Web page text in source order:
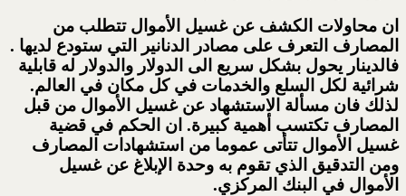
ان محاولات الكشف عن غسيل الأموال تتطلب من
المصارف التعرف على مصادر الدنانير التي ستودع لديها .
فالدينار يحول بشكل سريع الى الدولار والدولار له قابلية
شرائية لكل السلع والخدمات في كل مكان في العالم.
لذلك فان مسألة الاستشهاد عن غسيل الأموال من قبل
المصارف تكتسب أهمية كبيرة. ان الحكم في قضية
غسيل الأموال تتأتى عموما من استشهادات المصارف
ومن التدقيق الذي تقوم به وحدة الإبلاغ عن غسيل
الأموال في البنك المركزي.